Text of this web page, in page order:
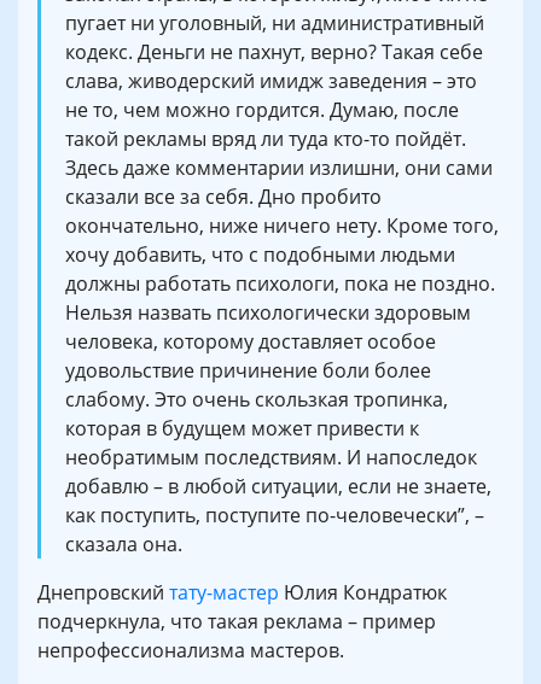
пугает ни уголовный, ни административный
кодекс. Деньги не пахнут, верно? Такая себе
слава, живодерский имидж заведения – это
не то, чем можно гордится. Думаю, после
такой рекламы вряд ли туда кто-то пойдёт.
Здесь даже комментарии излишни, они сами
сказали все за себя. Дно пробито
окончательно, ниже ничего нету. Кроме того,
хочу добавить, что с подобными людьми
должны работать психологи, пока не поздно.
Нельзя назвать психологически здоровым
человека, которому доставляет особое
удовольствие причинение боли более
слабому. Это очень скользкая тропинка,
которая в будущем может привести к
необратимым последствиям. И напоследок
добавлю – в любой ситуации, если не знаете,
как поступить, поступите по-человечески”, –
сказала она.
Днепровский тату-мастер Юлия Кондратюк
подчеркнула, что такая реклама – пример
непрофессионализма мастеров.